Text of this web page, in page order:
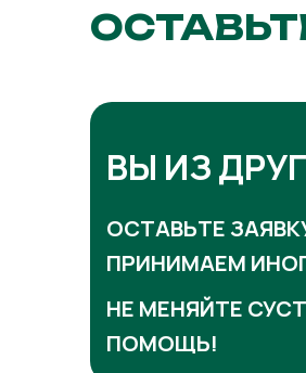
ВЫ ИЗ
ОСТАВЬТЕ
ПРИНИМАЕМ
НЕ МЕНЯЙТЕ
ПОМОЩЬ!